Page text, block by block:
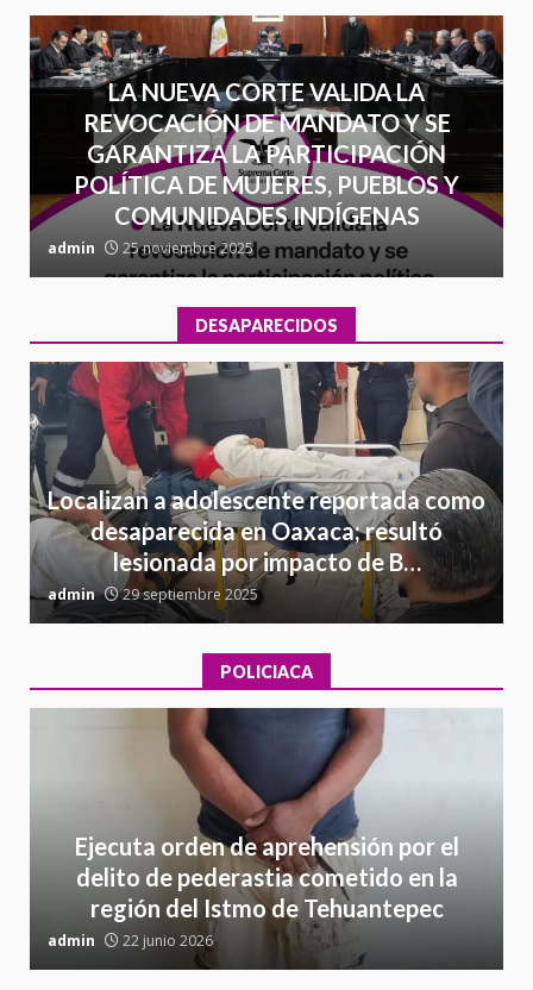
LA NUEVA CORTE VALIDA LA
REVOCACIÓN DE MANDATO Y SE
GARANTIZA LA PARTICIPACIÓN
POLÍTICA DE MUJERES, PUEBLOS Y
COMUNIDADES INDÍGENAS
admin 25 noviembre 2025
DESAPARECIDOS
Localizan a adolescente reportada como
desaparecida en Oaxaca; resultó
lesionada por impacto de B…
admin 29 septiembre 2025
POLICIACA
Ejecuta orden de aprehensión por el
delito de pederastia cometido en la
región del Istmo de Tehuantepec
admin 22 junio 2026